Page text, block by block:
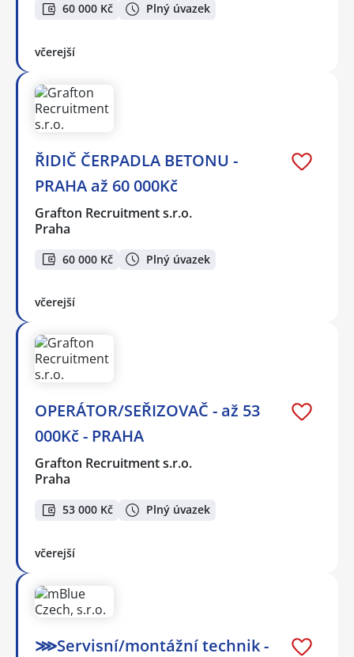
60 000 Kč Plný úvazek
včerejší
ŘIDIČ ČERPADLA BETONU -
PRAHA až 60 000Kč
Grafton Recruitment s.r.o.
Praha
60 000 Kč Plný úvazek
včerejší
OPERÁTOR/SEŘIZOVAČ - až 53
000Kč - PRAHA
Grafton Recruitment s.r.o.
Praha
53 000 Kč Plný úvazek
včerejší
⋙Servisní/montážní technik -